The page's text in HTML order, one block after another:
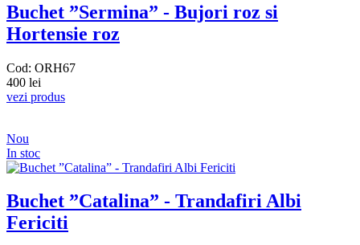
Buchet ”Sermina” - Bujori roz si
Hortensie roz
Cod: ORH67
400 lei
vezi produs
Nou
In stoc
Buchet ”Catalina” - Trandafiri Albi
Fericiti